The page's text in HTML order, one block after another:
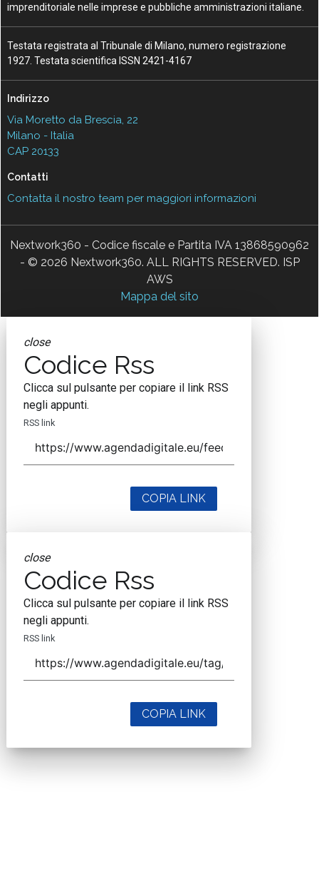
imprenditoriale nelle imprese e pubbliche amministrazioni italiane.
Testata registrata al Tribunale di Milano, numero registrazione
1927. Testata scientifica ISSN 2421-4167
Indirizzo
Via Moretto da Brescia, 22
Milano - Italia
CAP 20133
Contatti
Contatta il nostro team per maggiori informazioni
Nextwork360 - Codice fiscale e Partita IVA 13868590962
- © 2026 Nextwork360. ALL RIGHTS RESERVED. ISP
AWS
Mappa del sito
close
Codice Rss
Clicca sul pulsante per copiare il link RSS
negli appunti.
RSS link
COPIA LINK
close
Codice Rss
Clicca sul pulsante per copiare il link RSS
negli appunti.
RSS link
COPIA LINK